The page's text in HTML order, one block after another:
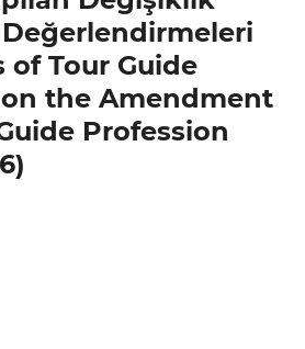
of Tour Guide
the Amendment
Profession